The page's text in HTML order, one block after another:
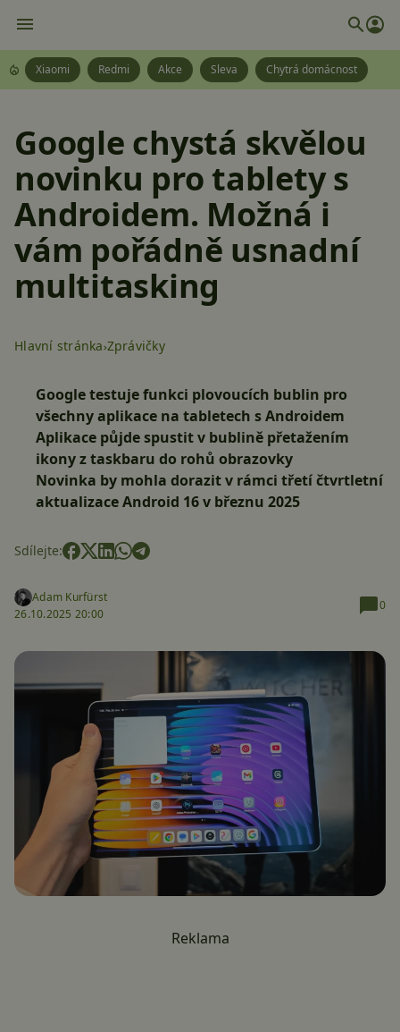
Xiaomi Redmi Akce Sleva Chytrá domácnost
Google chystá skvělou
novinku pro tablety s
Androidem. Možná i
vám pořádně usnadní
multitasking
Hlavní stránka Zprávičky
Google testuje funkci plovoucích bublin pro
všechny aplikace na tabletech s Androidem
Aplikace půjde spustit v bublině přetažením
ikony z taskbaru do rohů obrazovky
Novinka by mohla dorazit v rámci třetí čtvrtletní
aktualizace Android 16 v březnu 2025
Sdílejte:
Adam Kurfürst
26.10.2025 20:00
0
Reklama